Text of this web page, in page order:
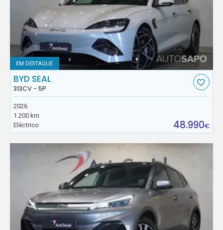
EM DESTAQUE
BYD SEAL
313CV - 5P
2026
1.200 km
Eléctrico
48.990€